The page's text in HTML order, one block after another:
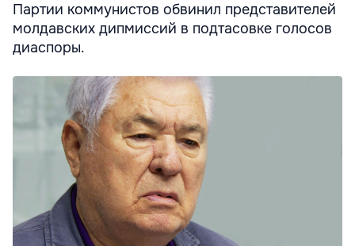
Партии коммунистов обвинил представителей
молдавских дипмиссий в подтасовке голосов
диаспоры.